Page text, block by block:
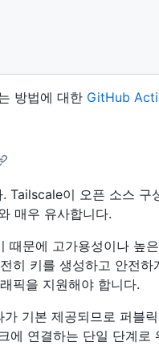
방법에 대한 GitHub
Tailscale이 오픈 소스 구
매우 유사합니다.
때문에 고가용성이나 높
히 키를 생성하고 안전하
픽을 지원해야 합니다.
기본 제공되므로 퍼블
에 연결하는 단일 단계로